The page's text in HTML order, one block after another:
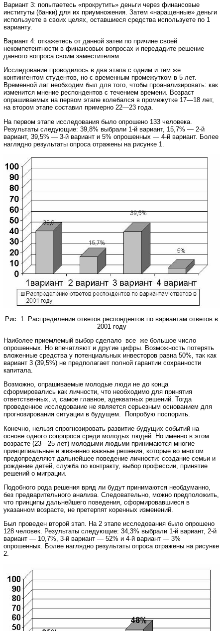
Вариант 3: попытаетесь «прокрутить» деньги через финансовые
институты (банки) для их приумножения. Затем «наращенные» деньги
используете в своих целях, оставшиеся средства используете по 1
варианту.
Вариант 4: откажетесь от данной затеи по причине своей
некомпетентности в финансовых вопросах и передадите решение
данного вопроса своим заместителям.
Исследование проводилось в два этапа с одним и тем же
контингентом студентов, но с временным промежутком в 5 лет.
Временной лаг необходим был для того, чтобы проанализировать: как
изменится мнение респондентов с течением времени. Возраст
опрашиваемых на первом этапе колебался в промежутке 17—18 лет,
на втором этапе составил примерно 22—23 года.
На первом этапе исследования было опрошено 133 человека.
Результаты следующие: 39,8% выбрали 1-й вариант, 15,7% — 2-й
вариант, 39,5% — 3-й вариант и 5% опрошенных — 4-й вариант. Более
наглядно результаты опроса отражены на рисунке 1.
Рис. 1. Распределение ответов респондентов по вариантам ответов в
2001 году
Наиболее приемлемый выбор сделало все же большое число
опрошенных. Но впечатляют и другие цифры. Возможность потерять
вложенные средства у потенциальных инвесторов равна 50%, так как
вариант 3 (39,5%) не предполагает полной гарантии сохранности
капитала.
Возможно, опрашиваемые молодые люди не до конца
сформировались как личности, что необходимо для принятия
ответственных, и, самое главное, адекватных решений. Тогда
проведенное исследование не является серьезным основанием для
прогнозирования ситуации в будущем. Попробую поспорить.
Конечно, нельзя спрогнозировать развитие будущих событий на
основе одного соцопроса среди молодых людей. Но именно в этом
возрасте (23—25 лет) молодыми людьми принимаются многие
принципиальные и жизненно важные решения, которые во многом
предопределяют дальнейшее поведение личности: создание семьи и
рождение детей, служба по контракту, выбор профессии, принятие
решений о миграции.
Подобного рода решения вряд ли будут принимаются необдуманно,
без предварительного анализа. Следовательно, можно предположить,
что принципы дальнейшего поведения, сформировавшиеся в
указанном возрасте, не претерпят коренных изменений.
Был проведен второй этап. На 2 этапе исследования было опрошено
128 человек. Результаты следующие: 34,3% выбрали 1-й вариант, 2-й
вариант — 10,7%, 3-й вариант — 52% и 4-й вариант — 3%
опрошенных. Более наглядно результаты опроса отражены на рисунке
2.